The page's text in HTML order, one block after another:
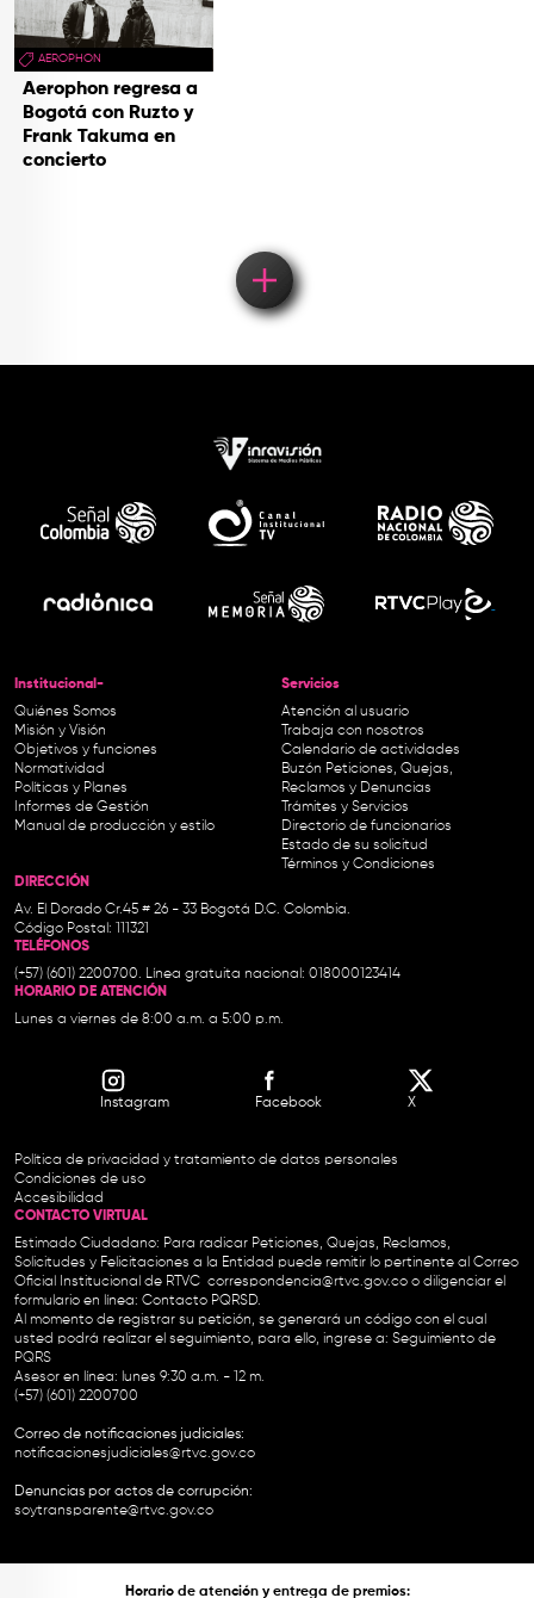
AEROPHON
Aerophon regresa a
Bogotá con Ruzto y
Frank Takuma en
concierto
Institucional-
Quiénes Somos
Misión y Visión
Objetivos y funciones
Normatividad
Políticas y Planes
Informes de Gestión
Manual de producción y estilo
Servicios
Atención al usuario
Trabaja con nosotros
Calendario de actividades
Buzón Peticiones, Quejas,
Reclamos y Denuncias
Trámites y Servicios
Directorio de funcionarios
Estado de su solicitud
Términos y Condiciones
DIRECCIÓN
Av. El Dorado Cr.45 # 26 - 33 Bogotá D.C. Colombia.
Código Postal: 111321
TELÉFONOS
(+57) (601) 2200700. Línea gratuita nacional: 018000123414
HORARIO DE ATENCIÓN
Lunes a viernes de 8:00 a.m. a 5:00 p.m.
Instagram Facebook X
Política de privacidad y tratamiento de datos personales
Condiciones de uso
Accesibilidad
CONTACTO VIRTUAL
Estimado Ciudadano: Para radicar Peticiones, Quejas, Reclamos,
Solicitudes y Felicitaciones a la Entidad puede remitir lo pertinente al Correo
Oficial Institucional de RTVC correspondencia@rtvc.gov.co o diligenciar el
formulario en línea: Contacto PQRSD.
Al momento de registrar su petición, se generará un código con el cual
usted podrá realizar el seguimiento, para ello, ingrese a: Seguimiento de
PQRS
Asesor en línea: lunes 9:30 a.m. - 12 m.
(+57) (601) 2200700
Correo de notificaciones judiciales:
notificacionesjudiciales@rtvc.gov.co
Denuncias por actos de corrupción:
soytransparente@rtvc.gov.co
Horario de atención y entrega de premios: